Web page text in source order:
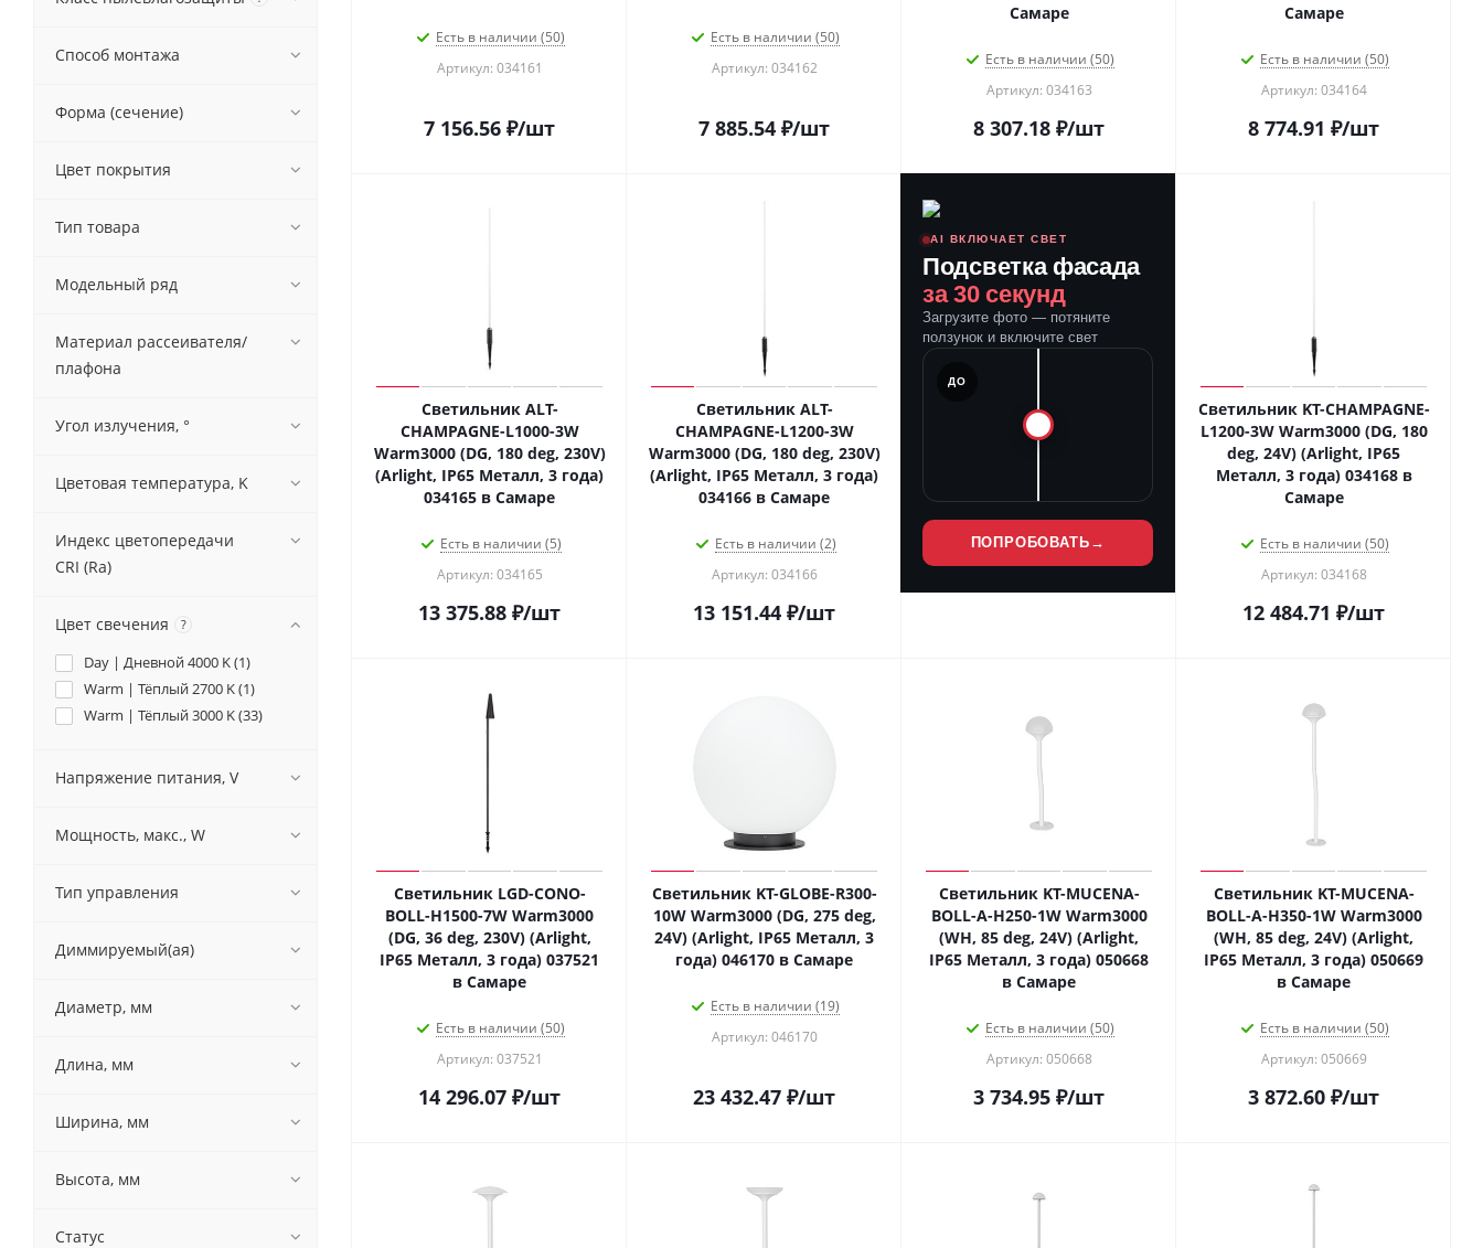
Есть в наличии (50)
Артикул: 034161
7 156.56 ₽/шт
Есть в наличии (50)
Артикул: 034162
7 885.54 ₽/шт
Самаре
Есть в наличии (50)
Артикул: 034163
8 307.18 ₽/шт
Самаре
Есть в наличии (50)
Артикул: 034164
8 774.91 ₽/шт
Светильник ALT-
CHAMPAGNE-L1000-3W
Warm3000 (DG, 180 deg, 230V)
(Arlight, IP65 Металл, 3 года)
034165 в Самаре
Есть в наличии (5)
Артикул: 034165
13 375.88 ₽/шт
Светильник ALT-
CHAMPAGNE-L1200-3W
Warm3000 (DG, 180 deg, 230V)
(Arlight, IP65 Металл, 3 года)
034166 в Самаре
Есть в наличии (2)
Артикул: 034166
13 151.44 ₽/шт
AI ВКЛЮЧАЕТ СВЕТ
Подсветка фасада
за 30 секунд
Загрузите фото — потяните
ползунок и включите свет
ДО
ПОПРОБОВАТЬ →
Светильник KT-CHAMPAGNE-
L1200-3W Warm3000 (DG, 180
deg, 24V) (Arlight, IP65
Металл, 3 года) 034168 в
Самаре
Есть в наличии (50)
Артикул: 034168
12 484.71 ₽/шт
Светильник LGD-CONO-
BOLL-H1500-7W Warm3000
(DG, 36 deg, 230V) (Arlight,
IP65 Металл, 3 года) 037521
в Самаре
Есть в наличии (50)
Артикул: 037521
14 296.07 ₽/шт
Светильник KT-GLOBE-R300-
10W Warm3000 (DG, 275 deg,
24V) (Arlight, IP65 Металл, 3
года) 046170 в Самаре
Есть в наличии (19)
Артикул: 046170
23 432.47 ₽/шт
Светильник KT-MUCENA-
BOLL-A-H250-1W Warm3000
(WH, 85 deg, 24V) (Arlight,
IP65 Металл, 3 года) 050668
в Самаре
Есть в наличии (50)
Артикул: 050668
3 734.95 ₽/шт
Светильник KT-MUCENA-
BOLL-A-H350-1W Warm3000
(WH, 85 deg, 24V) (Arlight,
IP65 Металл, 3 года) 050669
в Самаре
Есть в наличии (50)
Артикул: 050669
3 872.60 ₽/шт
Способ монтажа
Форма (сечение)
Цвет покрытия
Тип товара
Модельный ряд
Материал рассеивателя/
плафона
Угол излучения, °
Цветовая температура, K
Индекс цветопередачи
CRI (Ra)
Цвет свечения ?
Day | Дневной 4000 K (1)
Warm | Тёплый 2700 K (1)
Warm | Тёплый 3000 K (33)
Напряжение питания, V
Мощность, макс., W
Тип управления
Диммируемый(ая)
Диаметр, мм
Длина, мм
Ширина, мм
Высота, мм
Статус